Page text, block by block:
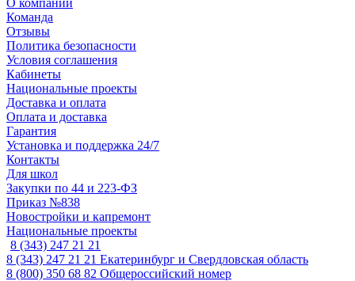
О компании
Команда
Отзывы
Политика безопасности
Условия соглашения
Кабинеты
Национальные проекты
Доставка и оплата
Оплата и доставка
Гарантия
Установка и поддержка 24/7
Контакты
Для школ
Закупки по 44 и 223-ФЗ
Приказ №838
Новостройки и капремонт
Национальные проекты
8 (343) 247 21 21
8 (343) 247 21 21 Екатеринбург и Свердловская область
8 (800) 350 68 82 Общероссийский номер